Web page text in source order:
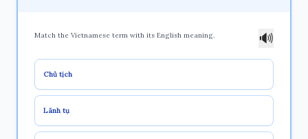
Match the Vietnamese term with its English meaning. 🔊
Chủ tịch
Lãnh tụ